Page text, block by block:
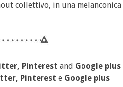
collettivo, in una melanconica
Pinterest and Google plus
Pinterest e Google plus